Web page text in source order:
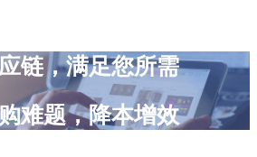
链，满足您所需
难题，降本增效